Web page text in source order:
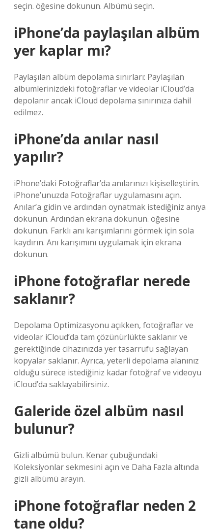
seçin. öğesine dokunun. Albümü seçin.
iPhone’da paylaşılan albüm
yer kaplar mı?
Paylaşılan albüm depolama sınırları: Paylaşılan
albümlerinizdeki fotoğraflar ve videolar iCloud’da
depolanır ancak iCloud depolama sınırınıza dahil
edilmez.
iPhone’da anılar nasıl
yapılır?
iPhone’daki Fotoğraflar’da anılarınızı kişiselleştirin.
iPhone’unuzda Fotoğraflar uygulamasını açın.
Anılar’a gidin ve ardından oynatmak istediğiniz anıya
dokunun. Ardından ekrana dokunun. öğesine
dokunun. Farklı anı karışımlarını görmek için sola
kaydırın. Anı karışımını uygulamak için ekrana
dokunun.
iPhone fotoğraflar nerede
saklanır?
Depolama Optimizasyonu açıkken, fotoğraflar ve
videolar iCloud’da tam çözünürlükte saklanır ve
gerektiğinde cihazınızda yer tasarrufu sağlayan
kopyalar saklanır. Ayrıca, yeterli depolama alanınız
olduğu sürece istediğiniz kadar fotoğraf ve videoyu
iCloud’da saklayabilirsiniz.
Galeride özel albüm nasıl
bulunur?
Gizli albümü bulun. Kenar çubuğundaki
Koleksiyonlar sekmesini açın ve Daha Fazla altında
gizli albümü arayın.
iPhone fotoğraflar neden 2
tane oldu?